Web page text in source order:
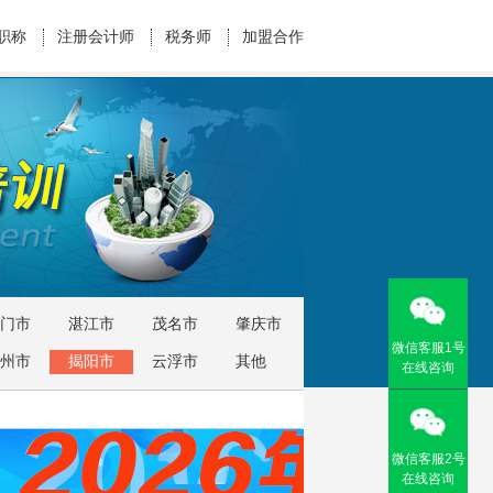
称 注册会计师 税务师 加盟合作
市 湛江市 茂名市 肇庆市
市 揭阳市 云浮市 其他
微信客服1号
在线咨询
微信客服2号
在线咨询